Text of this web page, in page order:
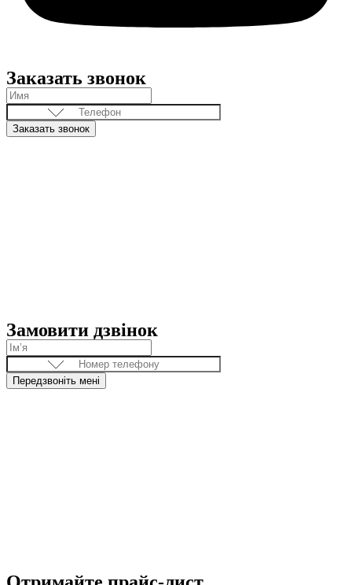
Заказать звонок
Заказать звонок
Замовити дзвінок
Передзвоніть мені